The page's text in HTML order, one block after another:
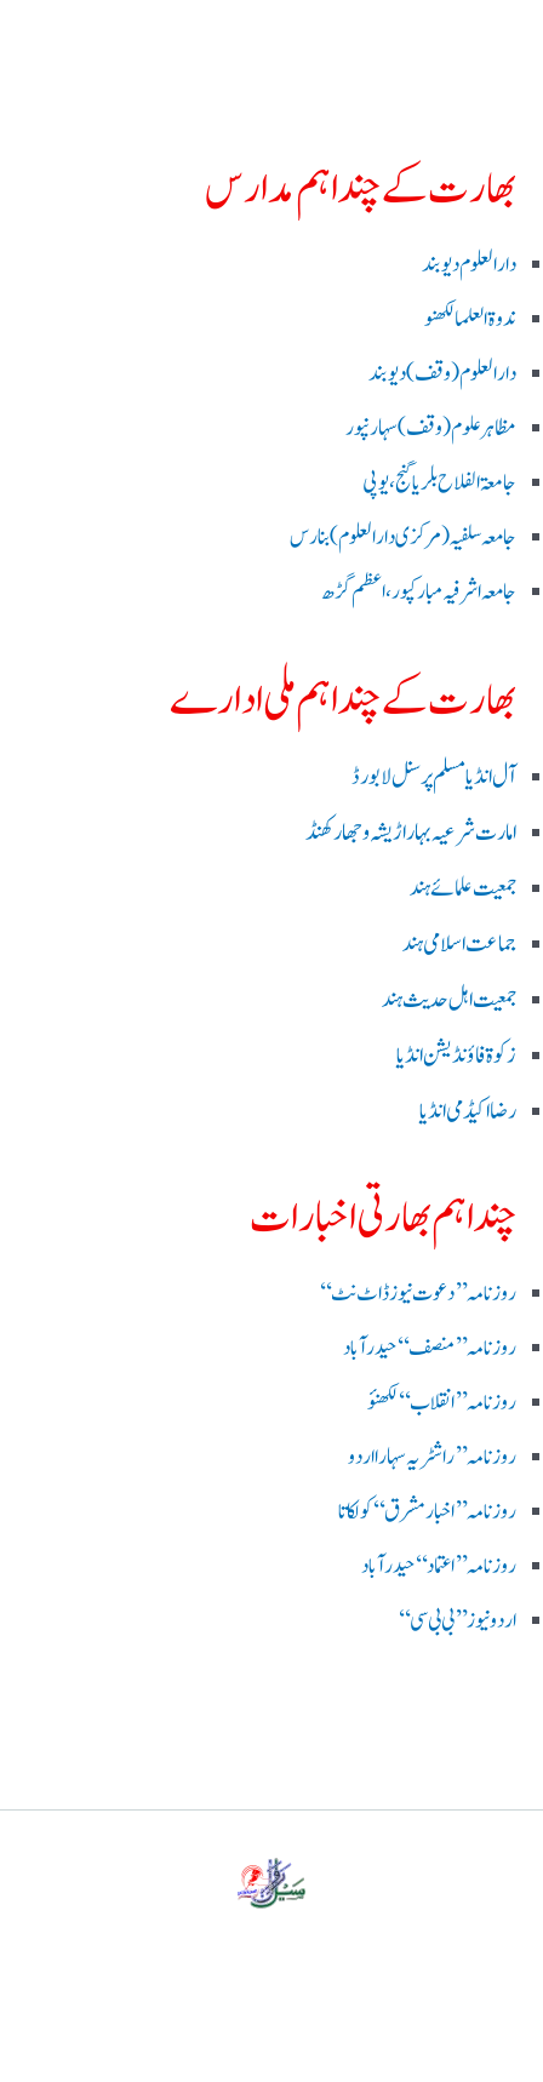
بھارت کے چند اہم مدارس
دارالعلوم دیوبند
ندوۃالعلما لکھنو
دارالعلوم (وقف)دیوبند
مظاہرعلوم (وقف)سہارنپور
جامعۃ الفلاح بلریاگنج،یوپی
جامعہ سلفیہ(مرکزی دارالعلوم )بنارس
جامعہ اشرفیہ مبارکپور،اعظم گڑھ
بھارت کے چند اہم ملی ادارے
آل انڈیا مسلم پرسنل لا بورڈ
امارت شرعیہ بہار اڑیشہ و جھارکھنڈ
جمعیت علمائے ہند
جماعت اسلامی ہند
جمعیت اہل حدیث ہند
زکوۃ فاؤنڈیشن انڈیا
رضا اکیڈمی انڈیا
چند اہم بھارتی اخبارات
روز نامہ ’’ دعوت نیوز ڈاٹ نٹ‘‘
روزنامہ ’’ منصف‘‘ حیدر آباد
روزنامہ ’’ انقلاب‘‘ لکھنؤ
روز نامہ ’’راشٹریہ سہارا اردو
روزنامہ ’’اخبارمشرق‘‘ کولکاتا
روزنامہ ’’اعتماد‘‘ حیدرآباد
اردو نیوز ’’بی بی سی‘‘